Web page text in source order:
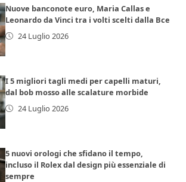
Nuove banconote euro, Maria Callas e
Leonardo da Vinci tra i volti scelti dalla Bce
24 Luglio 2026
I 5 migliori tagli medi per capelli maturi,
dal bob mosso alle scalature morbide
24 Luglio 2026
5 nuovi orologi che sfidano il tempo,
incluso il Rolex dal design più essenziale di
sempre